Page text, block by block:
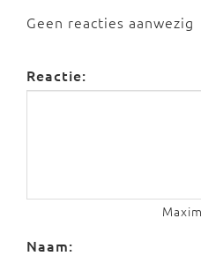
Geen reacties aanwezig
Reactie:
Naam: